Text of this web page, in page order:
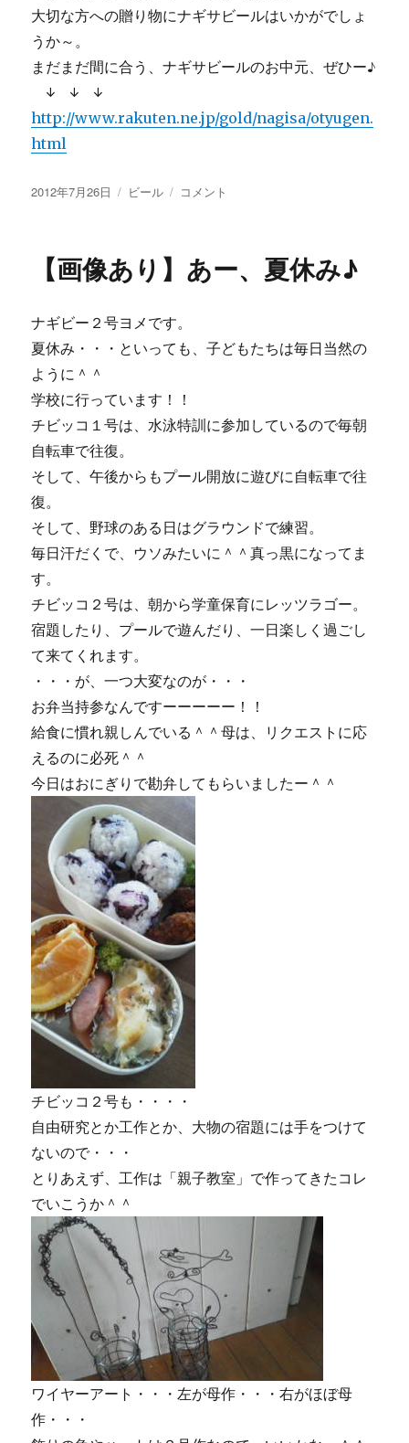
大切な方への贈り物にナギサビールはいかがでしょ
うか～。
まだまだ間に合う、ナギサビールのお中元、ぜひー♪
↓ ↓ ↓
http://www.rakuten.ne.jp/gold/nagisa/otyugen.
html
投
2012年7月26日
カ
ー
ビール
【画
夏
の
味
し
り
物
コメント
【画像あり】あー、夏休み♪
ナギビー２号ヨメです。
夏休み・・・といっても、子どもたちは毎日当然の
ように＾＾
学校に行っています！！
チビッコ１号は、水泳特訓に参加しているので毎朝
自転車で往復。
そして、午後からもプール開放に遊びに自転車で往
復。
そして、野球のある日はグラウンドで練習。
毎日汗だくで、ウソみたいに＾＾真っ黒になってま
す。
チビッコ２号は、朝から学童保育にレッツラゴー。
宿題したり、プールで遊んだり、一日楽しく過ごし
て来てくれます。
・・・が、一つ大変なのが・・・
お弁当持参なんですーーーーー！！
給食に慣れ親しんでいる＾＾母は、リクエストに応
えるのに必死＾＾
今日はおにぎりで勘弁してもらいましたー＾＾
チビッコ２号も・・・・
自由研究とか工作とか、大物の宿題には手をつけて
ないので・・・
とりあえず、工作は「親子教室」で作ってきたコレ
でいこうか＾＾
ワイヤーアート・・・左が母作・・・右がほぼ母
作・・・